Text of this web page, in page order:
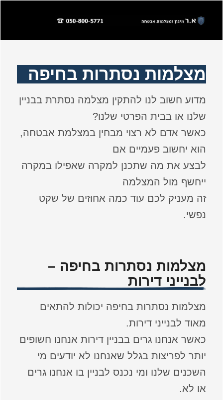
מצלמות נסתרות בחיפה
מדוע חשוב לנו להתקין מצלמה נסתרת בבניין
שלנו או בבית הפרטי שלנו?
כאשר אדם לא רצוי מבחין במצלמת אבטחה,
הוא יחשוב פעמיים אם
לבצע את מה שתכנן למקרה שאפילו במקרה
ייחשף מול המצלמה
זה מעניק לכם עוד כמה אחוזים של שקט
נפשי.
מצלמות נסתרות בחיפה –
לבנייני דירות
מצלמות נסתרות בחיפה יכולות להתאים
מאוד לבנייני דירות.
כאשר אנחנו גרים בבניין דירות אנחנו חשופים
יותר לפריצות בגלל שאנחנו לא יודעים מי
השכנים שלנו ומי נכנס לבניין בו אנחנו גרים
או לא.